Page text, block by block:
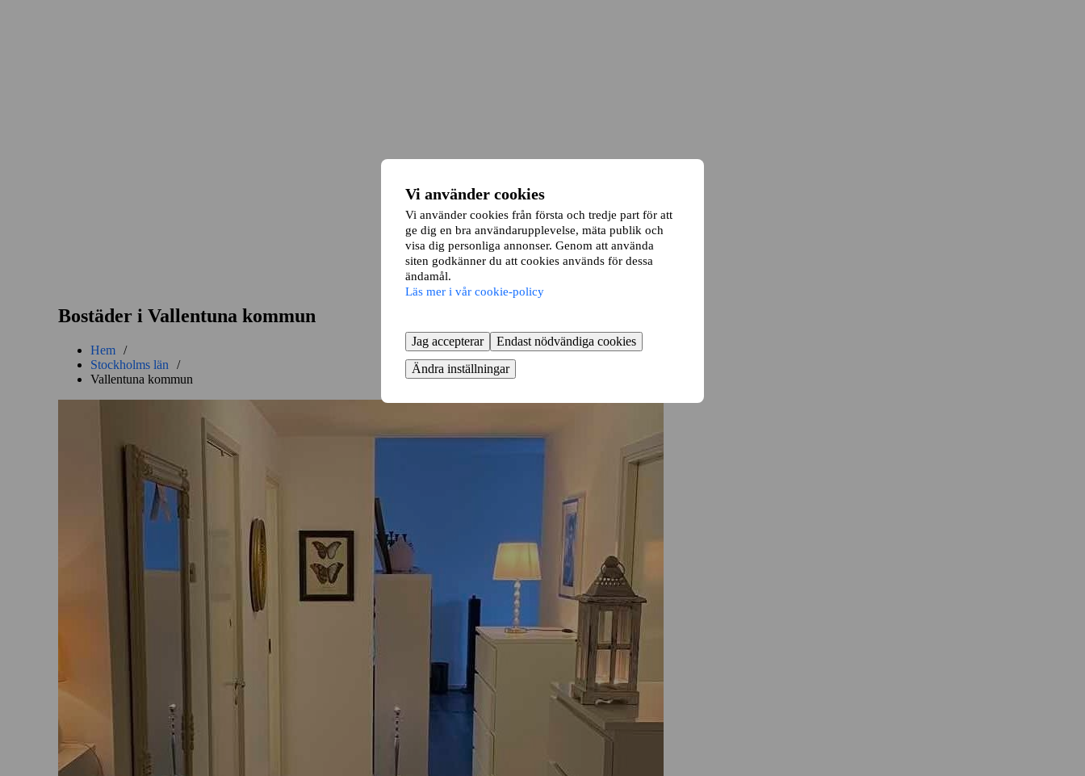
Vi använder cookies
Vi använder cookies från första och tredje part för att
ge dig en bra användarupplevelse, mäta publik och
visa dig personliga annonser. Genom att använda
siten godkänner du att cookies används för dessa
ändamål.
Läs mer i vår cookie-policy
Jag accepterar
Endast nödvändiga cookies
Ändra inställningar
Bostäder i Vallentuna kommun
Hem /
Stockholms län
/
Vallentuna kommun